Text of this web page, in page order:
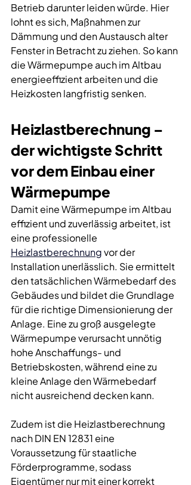
Betrieb darunter leiden würde. Hier
lohnt es sich, Maßnahmen zur
Dämmung und den Austausch alter
Fenster in Betracht zu ziehen. So kann
die Wärmepumpe auch im Altbau
energieeffizient arbeiten und die
Heizkosten langfristig senken.
Heizlastberechnung –
der wichtigste Schritt
vor dem Einbau einer
Wärmepumpe
Damit eine Wärmepumpe im Altbau
effizient und zuverlässig arbeitet, ist
eine professionelle
Heizlastberechnung vor der
Installation unerlässlich. Sie ermittelt
den tatsächlichen Wärmebedarf des
Gebäudes und bildet die Grundlage
für die richtige Dimensionierung der
Anlage. Eine zu groß ausgelegte
Wärmepumpe verursacht unnötig
hohe Anschaffungs- und
Betriebskosten, während eine zu
kleine Anlage den Wärmebedarf
nicht ausreichend decken kann.
Zudem ist die Heizlastberechnung
nach DIN EN 12831 eine
Voraussetzung für staatliche
Förderprogramme, sodass
Eigentümer nur mit einer korrekt